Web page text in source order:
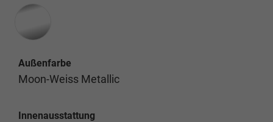
Außenfarbe
Moon-Weiss Metallic
Innenausstattung